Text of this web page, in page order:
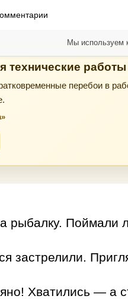
технические работы
перебои в
Поймали
застрелили.
Хватились — а
Мы используем